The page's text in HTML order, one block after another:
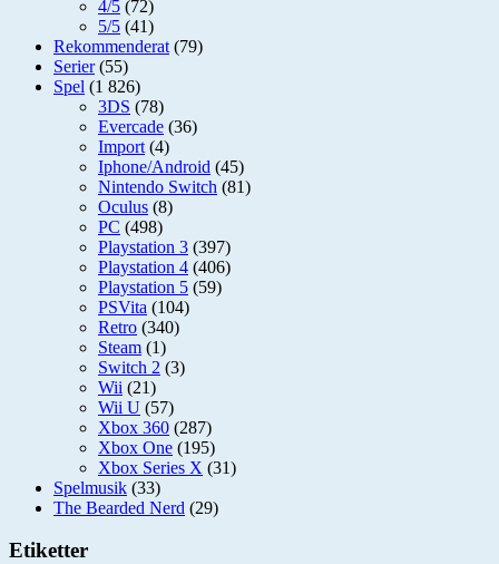
4/5 (72)
5/5 (41)
Rekommenderat (79)
Serier(55)
Spel (1 826)
3DS (78)
Evercade (36)
Import (4)
Iphone/Android (45)
Nintendo Switch (81)
Oculus (8)
PC (498)
Playstation 3 (397)
Playstation 4 (406)
Playstation 5 (59)
PSVita (104)
Retro (340)
Steam (1)
Switch 2 (3)
Wii (21)
Wii U (57)
Xbox 360 (287)
Xbox One (195)
Xbox Series X (31)
Spelmusik (33)
The Bearded Nerd (29)
Etiketter